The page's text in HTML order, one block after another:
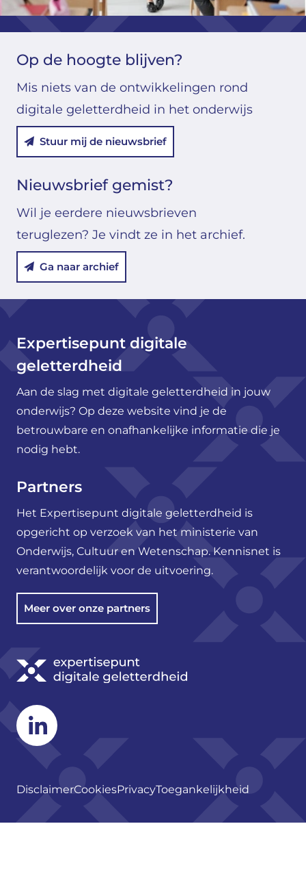
Op de hoogte blijven?
Mis niets van de ontwikkelingen rond
digitale geletterdheid in het onderwijs
Stuur mij de nieuwsbrief
Nieuwsbrief gemist?
Wil je eerdere nieuwsbrieven
teruglezen? Je vindt ze in het archief.
Ga naar archief
Expertisepunt digitale
geletterdheid
Aan de slag met digitale geletterdheid in jouw
onderwijs? Op deze website vind je de
betrouwbare en onafhankelijke informatie die je
nodig hebt.
Partners
Het Expertisepunt digitale geletterdheid is
opgericht op verzoek van het ministerie van
Onderwijs, Cultuur en Wetenschap. Kennisnet is
verantwoordelijk voor de uitvoering.
Meer over onze partners
Linkedin
DisclaimerCookiesPrivacyToegankelijkheid